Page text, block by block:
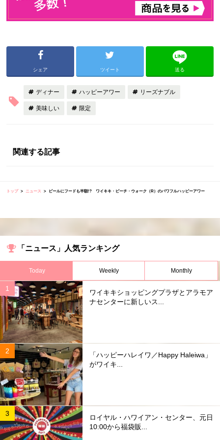
シェア ツイート 送る
ディナー ハッピーアワー リーズナブル
美味しい 限定
関連する記事
トップ ニュース ビールにフードも半額!? ワイキキ・ビーチ・ウォーク（R）のパワフルハッピーアワー
「ニュース」人気ランキング
Today Weekly Monthly
ワイキキショッピングプラザとアラモア
ナセンターに新しいス...
「ハッピーハレイワ／Happy Haleiwa」
がワイキ...
ロイヤル・ハワイアン・センター、元日
10:00から福袋販...